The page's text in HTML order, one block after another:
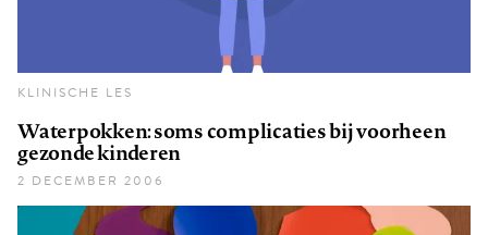
KLINISCHE LES
Waterpokken: soms complicaties bij voorheen
gezonde kinderen
2 DECEMBER 2006